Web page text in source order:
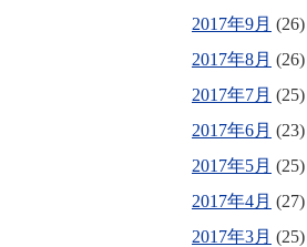
2017年9月 (26)
2017年8月 (26)
2017年7月 (25)
2017年6月 (23)
2017年5月 (25)
2017年4月 (27)
2017年3月 (25)